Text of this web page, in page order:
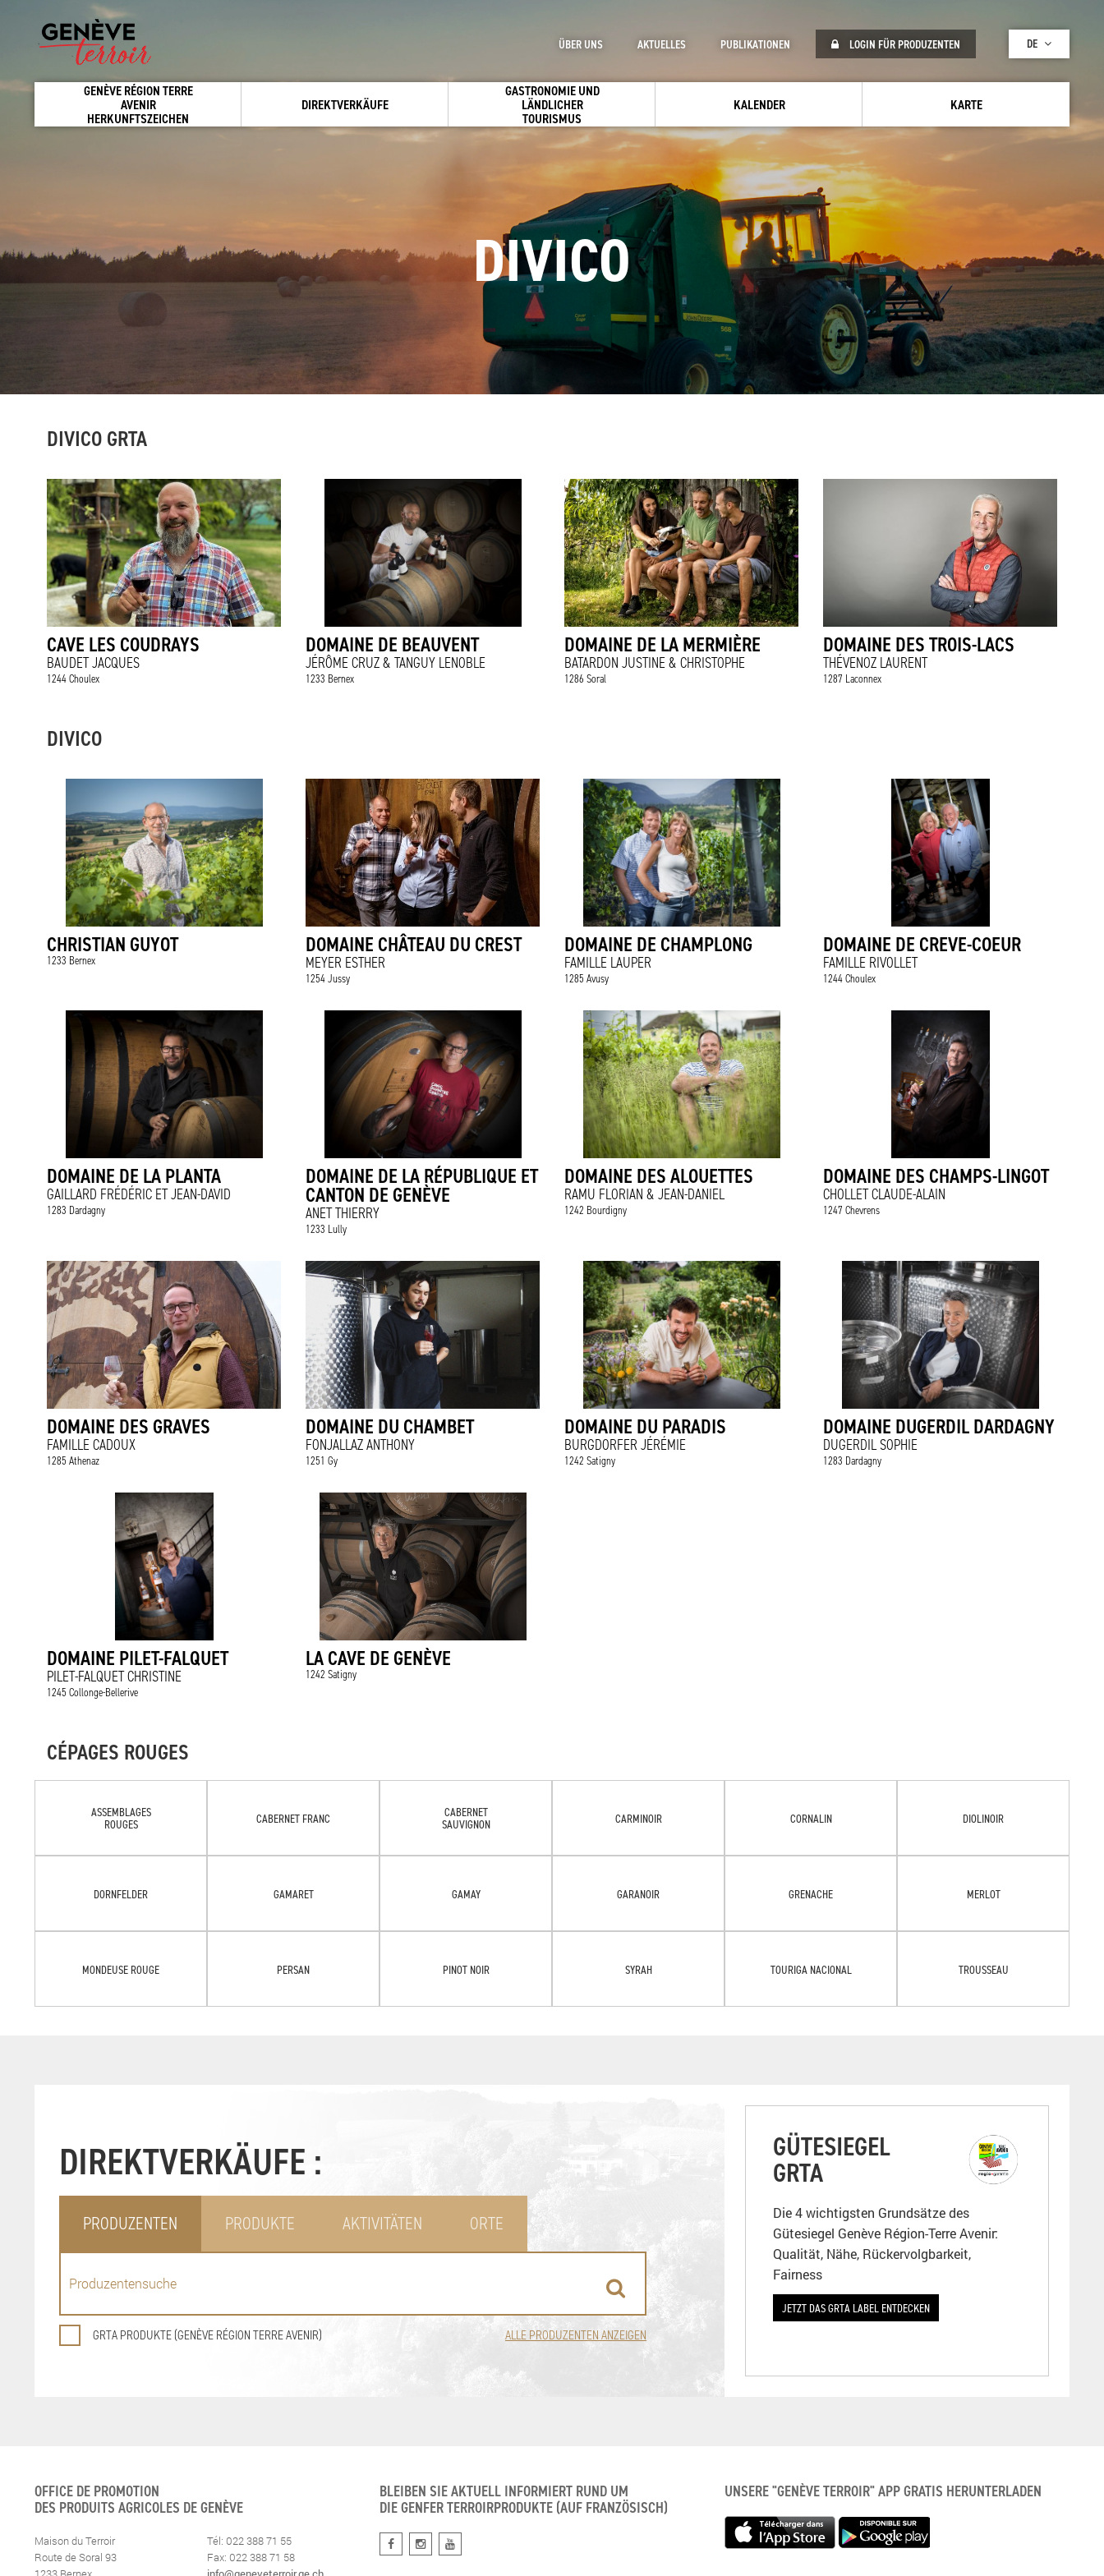
GENÈVE RÉGION TERRE
AVENIR
HERKUNFTSZEICHEN
DIREKTVERKÄUFE
GASTRONOMIE UND
LÄNDLICHER
TOURISMUS
KALENDER KARTE
ÜBER UNS AKTUELLES PUBLIKATIONEN LOGIN FÜR PRODUZENTEN DE
DIVICO
DIVICO GRTA
CAVE LES COUDRAYS
BAUDET JACQUES
1244 Choulex
DOMAINE DE BEAUVENT
JÉRÔME CRUZ & TANGUY LENOBLE
1233 Bernex
DOMAINE DE LA MERMIÈRE
BATARDON JUSTINE & CHRISTOPHE
1286 Soral
DOMAINE DES TROIS-LACS
THÉVENOZ LAURENT
1287 Laconnex
DIVICO
CHRISTIAN GUYOT
1233 Bernex
DOMAINE CHÂTEAU DU CREST
MEYER ESTHER
1254 Jussy
DOMAINE DE CHAMPLONG
FAMILLE LAUPER
1285 Avusy
DOMAINE DE CREVE-COEUR
FAMILLE RIVOLLET
1244 Choulex
DOMAINE DE LA PLANTA
GAILLARD FRÉDÉRIC ET JEAN-DAVID
1283 Dardagny
DOMAINE DE LA RÉPUBLIQUE ET
CANTON DE GENÈVE
ANET THIERRY
1233 Lully
DOMAINE DES ALOUETTES
RAMU FLORIAN & JEAN-DANIEL
1242 Bourdigny
DOMAINE DES CHAMPS-LINGOT
CHOLLET CLAUDE-ALAIN
1247 Chevrens
DOMAINE DES GRAVES
FAMILLE CADOUX
1285 Athenaz
DOMAINE DU CHAMBET
FONJALLAZ ANTHONY
1251 Gy
DOMAINE DU PARADIS
BURGDORFER JÉRÉMIE
1242 Satigny
DOMAINE DUGERDIL DARDAGNY
DUGERDIL SOPHIE
1283 Dardagny
DOMAINE PILET-FALQUET
PILET-FALQUET CHRISTINE
1245 Collonge-Bellerive
LA CAVE DE GENÈVE
1242 Satigny
CÉPAGES ROUGES
ASSEMBLAGES
ROUGES
CABERNET FRANC
CABERNET
SAUVIGNON
CARMINOIR CORNALIN DIOLINOIR
DORNFELDER GAMARET GAMAY GARANOIR GRENACHE MERLOT
MONDEUSE ROUGE PERSAN PINOT NOIR SYRAH TOURIGA NACIONAL TROUSSEAU
DIREKTVERKÄUFE :
PRODUZENTEN PRODUKTE AKTIVITÄTEN ORTE
GRTA PRODUKTE (GENÈVE RÉGION TERRE AVENIR) ALLE PRODUZENTEN ANZEIGEN
GÜTESIEGEL
GRTA
Die 4 wichtigsten Grundsätze des
Gütesiegel Genève Région-Terre Avenir:
Qualität, Nähe, Rückervolgbarkeit,
Fairness
JETZT DAS GRTA LABEL ENTDECKEN
OFFICE DE PROMOTION
DES PRODUITS AGRICOLES DE GENÈVE
Maison du Terroir
Route de Soral 93
Tél: 022 388 71 55
Fax: 022 388 71 58
BLEIBEN SIE AKTUELL INFORMIERT RUND UM
DIE GENFER TERROIRPRODUKTE (AUF FRANZÖSISCH)
UNSERE "GENÈVE TERROIR" APP GRATIS HERUNTERLADEN